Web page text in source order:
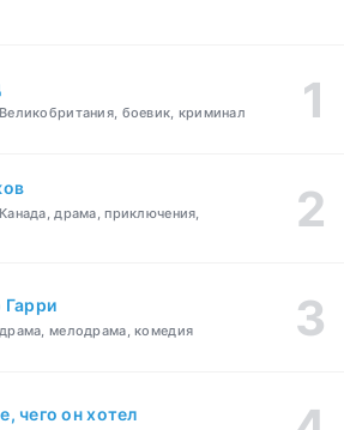
боевик, криминал
драма, приключения,
Гарри
мелодрама, комедия
чего он хотел